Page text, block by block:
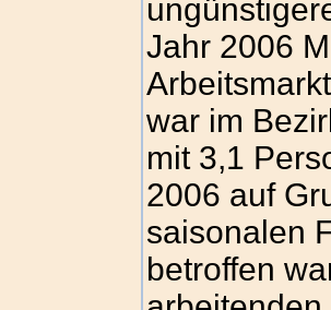
Jahr 2006
war im
mit 3,1
2006 auf
saisonalen
betroffen